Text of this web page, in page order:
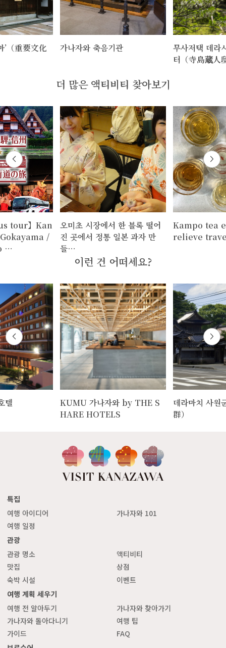
’（重要文化 가나자와 축음기관
무사저택 데라
터（寺島蔵人
더 많은 액티비티 찾아보기
tour】Kan
/
…
오미초 시장에서 한 블록 떨어
진 곳에서 정통 일본 과자 만
들…
Kampo tea
relieve
이런 건 어떠세요?
텔
KUMU 가나자와 by THE S
HARE HOTELS
데라마치 사원
群）
특집
여행 아이디어
가나자와 101
여행 일정
관광
관광 명소
액티비티
맛집
상점
숙박 시설
이벤트
여행 계획 세우기
여행 전 알아두기
가나자와 찾아가기
가나자와 돌아다니기
여행 팁
가이드
FAQ